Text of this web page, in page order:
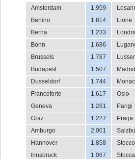
Amsterdam 1.959
Berlino
1.814 Lione
Berna
1.233
Bonn
1.686
Brussels
1.787
Budapest
1.507 Madrid
Dusseldorf
1.744
Francoforte
1.617 Oslo
Geneva
1.281 Parigi
Graz
1.227 Praga
Amburgo
2.001
Hannover
1.858
Innsbruck
1.067